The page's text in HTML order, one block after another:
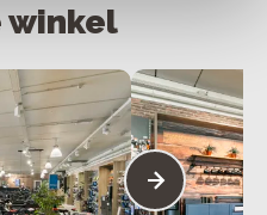
winkel